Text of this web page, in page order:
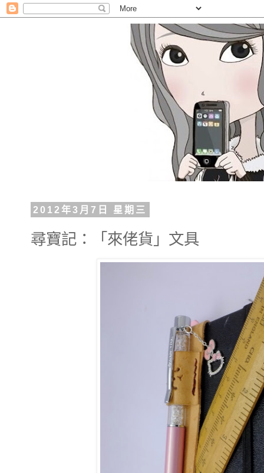
2012年3月7日 星期三
尋寶記：「來佬貨」文具